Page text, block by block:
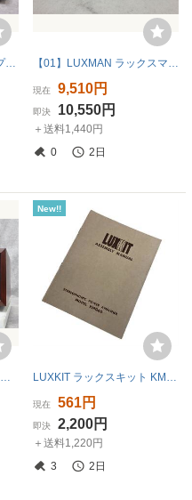
【C】LUXMAN L-507uX プリメインアンプ ラックスマン 3347242 【01】LUXMAN ラックスマン LXV-OT6 アンプ 中古 現状品 260716N3129
現在 9,510円
即決 10,550円
＋送料1,440円
0
2日
【C】LUXMAN LX38 プリメインアンプ ラックスマン 3347943
New!!
LUXKIT ラックスキット KMQ60 取扱説明書 中古 K11460027
現在 561円
即決 2,200円
＋送料1,220円
3
2日